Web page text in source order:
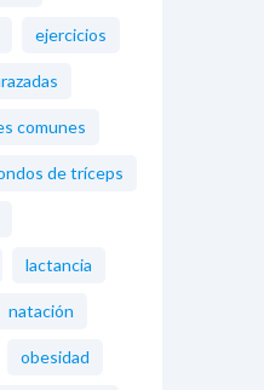
ejercicios
comunes
de tríceps
lactancia
natación
obesidad